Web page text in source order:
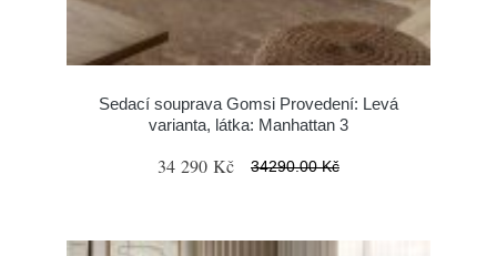
Sedací souprava Gomsi Provedení: Levá
varianta, látka: Manhattan 3
34 290 Kč 34290.00 Kč